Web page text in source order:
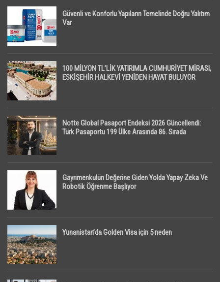
Güvenli ve Konforlu Yapıların Temelinde Doğru Yalıtım
Var
100 MİLYON TL’LİK YATIRIMLA CUMHURİYET MİRASI,
ESKİŞEHİR HALKEVİ YENİDEN HAYAT BULUYOR
Notte Global Pasaport Endeksi 2026 Güncellendi:
Türk Pasaportu 199 Ülke Arasında 86. Sırada
Gayrimenkulün Değerine Giden Yolda Yapay Zeka Ve
Robotik Öğrenme Başlıyor
Yunanistan’da Golden Visa için 5 neden